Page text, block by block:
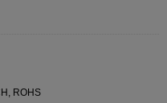
ROHS